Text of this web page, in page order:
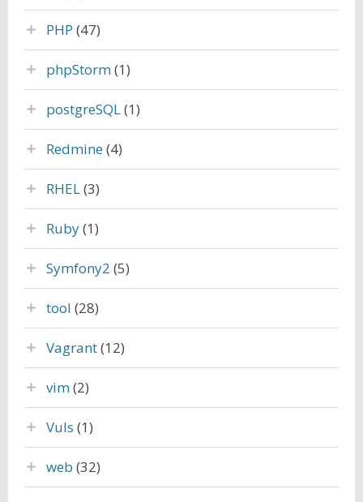
PHP (47)
phpStorm(1)
postgreSQL(1)
Redmine(4)
RHEL(3)
Ruby(1)
Symfony2 (5)
tool (28)
Vagrant(12)
vim(2)
Vuls (1)
web (32)